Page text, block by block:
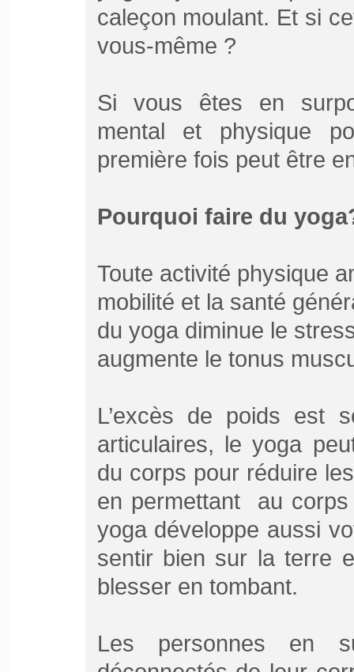
caleçon moulant. Et si
vous-même ?
Si vous êtes en
mental et physique
première fois peut être
Pourquoi faire du
Toute activité physique
mobilité et la santé
du yoga diminue le
augmente le tonus
L’excès de poids est
articulaires, le yoga
du corps pour réduire
en permettant au
yoga développe aussi
sentir bien sur la terre
blesser en tombant.
Les personnes en